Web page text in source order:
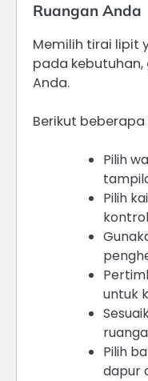
Ruangan Anda
Memilih tirai lipit
pada
Anda.
Berikut
Pilih
Pilih
untuk
Pilih
dapur